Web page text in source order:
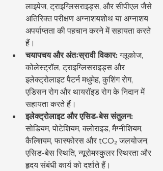
लाइपेज, ट्राइग्लिसराइड्स, और सीपीएल जैसे
अतिरिक्त परीक्षण अग्नाशयशोथ या अग्नाशय
अपर्याप्तता की पहचान करने में सहायता करते
हैं।
चयापचय और अंतःस्रावी विकार: ग्लूकोज,
कोलेस्ट्रॉल, ट्राइग्लिसराइड्स और
इलेक्ट्रोलाइट पैटर्न मधुमेह, कुशिंग रोग,
एडिसन रोग और थायरॉइड रोग के निदान में
सहायता करते हैं।
इलेक्ट्रोलाइट और एसिड-बेस संतुलन:
सोडियम, पोटेशियम, क्लोराइड, मैग्नीशियम,
कैल्शियम, फास्फोरस और tCO₂ जलयोजन,
एसिड-बेस स्थिति, न्यूरोमस्कुलर स्थिरता और
हृदय संबंधी कार्य को दर्शाते हैं।